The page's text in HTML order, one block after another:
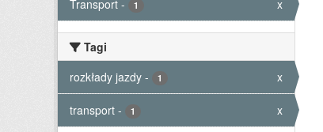
Transport - 1 x
Tagi
rozkłady jazdy - 1 x
transport - 1 x